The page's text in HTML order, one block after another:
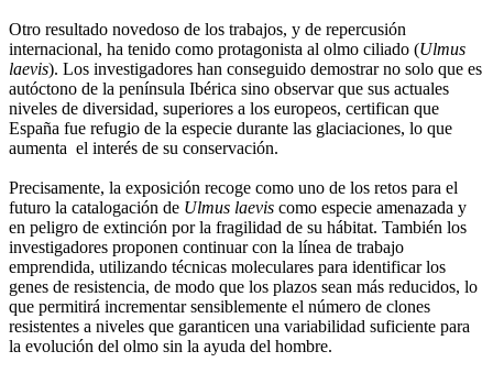
Otro resultado novedoso de los trabajos, y de repercusión
internacional, ha tenido como protagonista al olmo ciliado (Ulmus
laevis). Los investigadores han conseguido demostrar no solo que es
autóctono de la península Ibérica sino observar que sus actuales
niveles de diversidad, superiores a los europeos, certifican que
España fue refugio de la especie durante las glaciaciones, lo que
aumenta el interés de su conservación.
Precisamente, la exposición recoge como uno de los retos para el
futuro la catalogación de Ulmus laevis como especie amenazada y
en peligro de extinción por la fragilidad de su hábitat. También los
investigadores proponen continuar con la línea de trabajo
emprendida, utilizando técnicas moleculares para identificar los
genes de resistencia, de modo que los plazos sean más reducidos, lo
que permitirá incrementar sensiblemente el número de clones
resistentes a niveles que garanticen una variabilidad suficiente para
la evolución del olmo sin la ayuda del hombre.